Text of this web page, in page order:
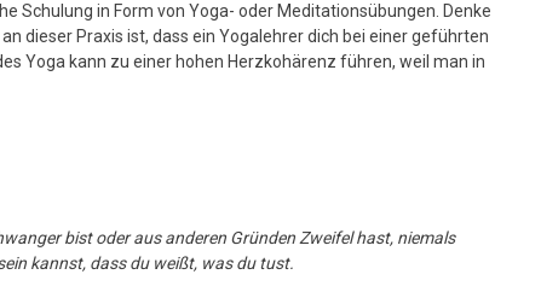
Schulung in Form von Yoga- oder Meditationsübungen. Denke
dieser Praxis ist, dass ein Yogalehrer dich bei einer geführten
Yoga kann zu einer hohen Herzkohärenz führen, weil man in
bist oder aus anderen Gründen Zweifel hast, niemals
kannst, dass du weißt, was du tust.